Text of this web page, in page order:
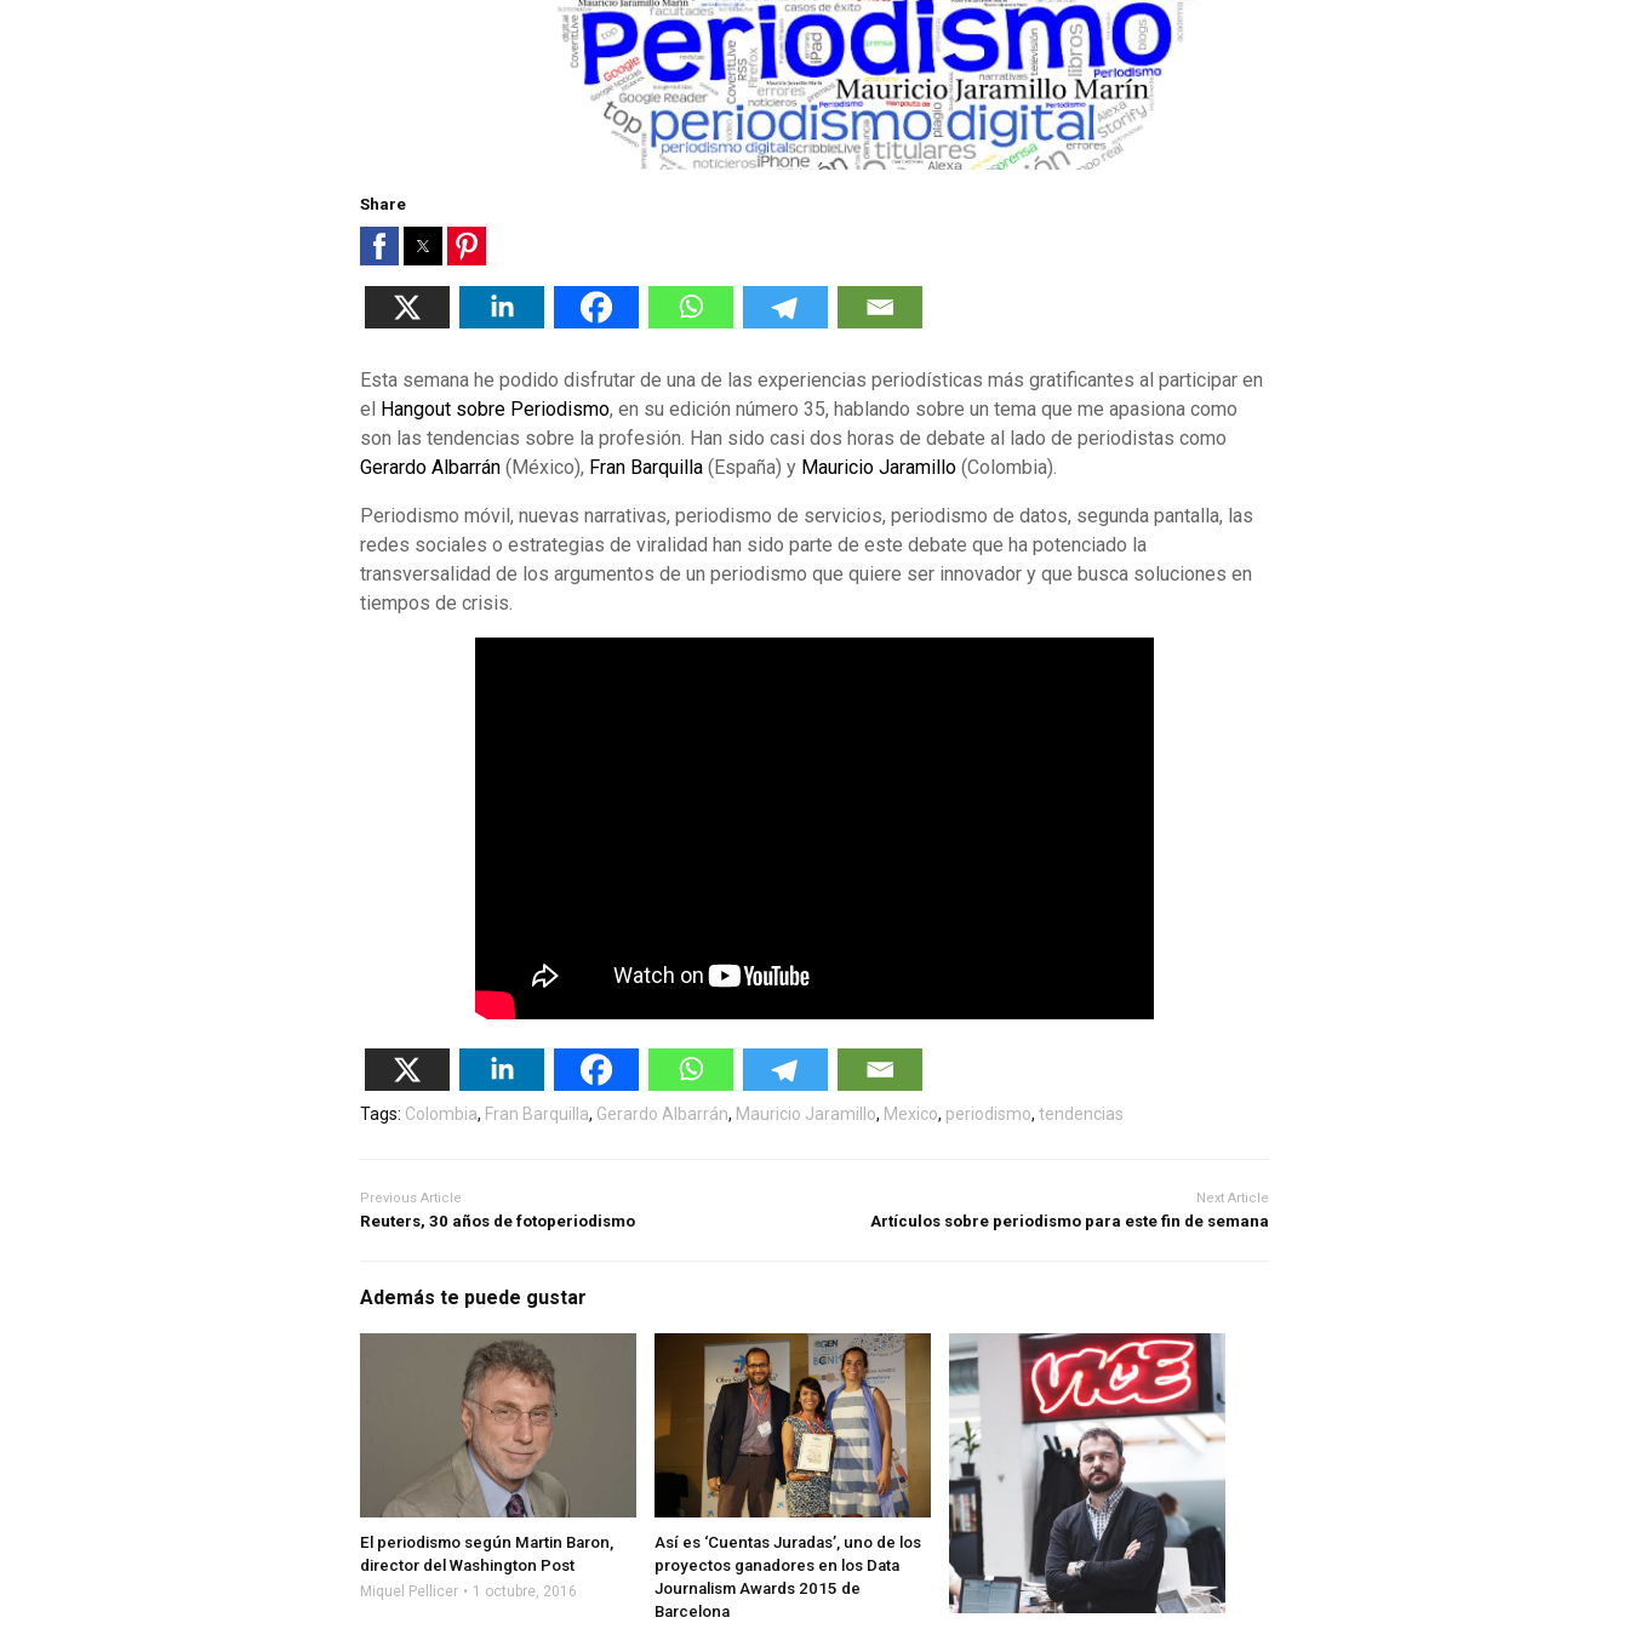
Share
Esta semana he podido disfrutar de una de las experiencias periodísticas más gratificantes al participar en
el Hangout sobre Periodismo, en su edición número 35, hablando sobre un tema que me apasiona como
son las tendencias sobre la profesión. Han sido casi dos horas de debate al lado de periodistas como
Gerardo Albarrán (México), Fran Barquilla (España) y Mauricio Jaramillo (Colombia).
Periodismo móvil, nuevas narrativas, periodismo de servicios, periodismo de datos, segunda pantalla, las
redes sociales o estrategias de viralidad han sido parte de este debate que ha potenciado la
transversalidad de los argumentos de un periodismo que quiere ser innovador y que busca soluciones en
tiempos de crisis.
Tags: Colombia, Fran Barquilla, Gerardo Albarrán, Mauricio Jaramillo, Mexico, periodismo, tendencias
Previous Article
Reuters, 30 años de fotoperiodismo
Next Article
Artículos sobre periodismo para este fin de semana
Además te puede gustar
El periodismo según Martin Baron,
director del Washington Post
Miquel Pellicer 1 octubre, 2016
Así es ‘Cuentas Juradas’, uno de los
proyectos ganadores en los Data
Journalism Awards 2015 de
Barcelona